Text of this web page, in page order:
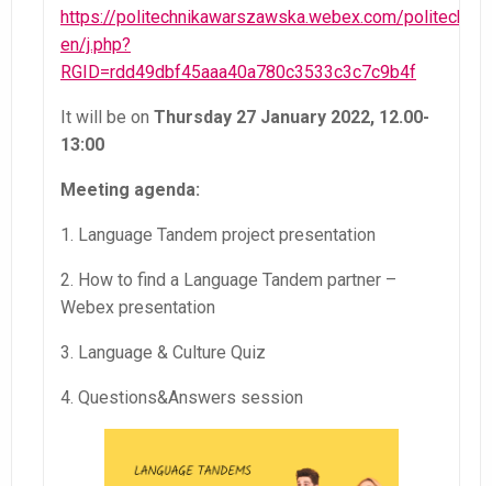
https://politechnikawarszawska.webex.com/
en/j.php?
RGID=rdd49dbf45aaa40a780c3533c3c7c9b4f
It will be on Thursday 27 January 2022, 12.00-
13:00
Meeting agenda:
1. Language Tandem project presentation
2. How to find a Language Tandem partner –
Webex presentation
3. Language & Culture Quiz
4. Questions&Answers session